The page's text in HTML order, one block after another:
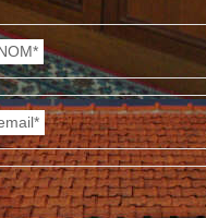
RÉSULTATS DES LYCÉES
COMMERCES